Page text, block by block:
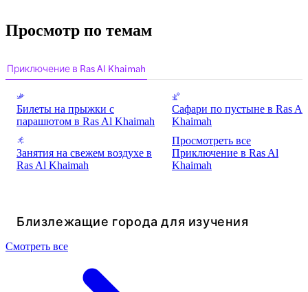
Просмотр по темам
Приключение в Ras Al Khaimah
Билеты на прыжки с
парашютом в Ras Al Khaimah
Сафари по пустыне в Ras Al
Khaimah
Занятия на свежем воздухе в
Ras Al Khaimah
Просмотреть все
Приключение в Ras Al
Khaimah
Близлежащие города для изучения
Смотреть все